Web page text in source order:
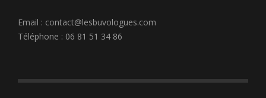
Email : contact@lesbuvologues.com
Téléphone : 06 81 51 34 86